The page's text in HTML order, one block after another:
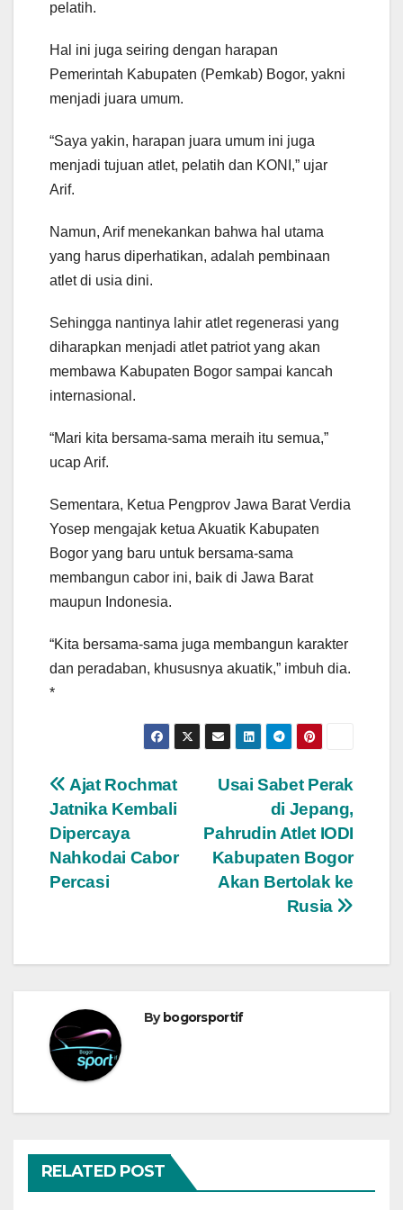
pelatih.
Hal ini juga seiring dengan harapan
Pemerintah Kabupaten (Pemkab) Bogor, yakni
menjadi juara umum.
“Saya yakin, harapan juara umum ini juga
menjadi tujuan atlet, pelatih dan KONI,” ujar
Arif.
Namun, Arif menekankan bahwa hal utama
yang harus diperhatikan, adalah pembinaan
atlet di usia dini.
Sehingga nantinya lahir atlet regenerasi yang
diharapkan menjadi atlet patriot yang akan
membawa Kabupaten Bogor sampai kancah
internasional.
“Mari kita bersama-sama meraih itu semua,”
ucap Arif.
Sementara, Ketua Pengprov Jawa Barat Verdia
Yosep mengajak ketua Akuatik Kabupaten
Bogor yang baru untuk bersama-sama
membangun cabor ini, baik di Jawa Barat
maupun Indonesia.
“Kita bersama-sama juga membangun karakter
dan peradaban, khususnya akuatik,” imbuh dia.
*
Navigasi
pos
Usai Sabet Perak
di Jepang,
Pahrudin Atlet IODI
Kabupaten Bogor
Akan Bertolak ke
Rusia
Ajat Rochmat
Jatnika Kembali
Dipercaya
Nahkodai Cabor
Percasi
By bogorsportif
RELATED POST